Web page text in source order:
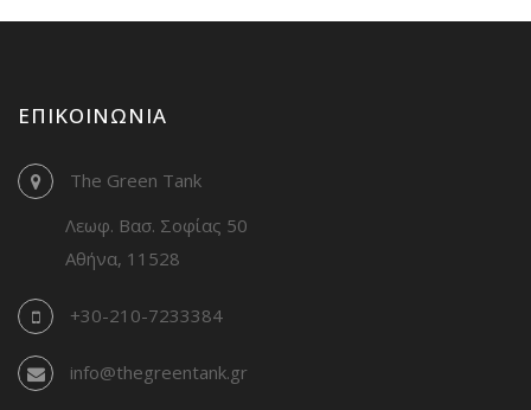
ΕΠΙΚΟΙΝΩΝΊΑ
The Green Tank
Λεωφ. Βασ. Σοφίας 50
Αθήνα, 11528
+30-210-7233384
info@thegreentank.gr